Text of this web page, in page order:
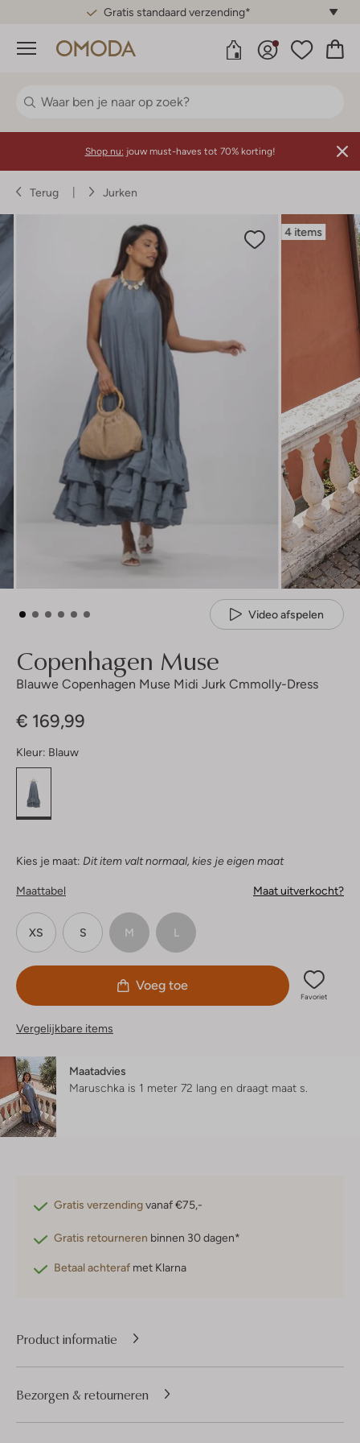
Gratis standaard verzending*
Menu
Shop nu: jouw must-haves tot 70% korting!
Terug Jurken
4 items
Video afspelen
Copenhagen Muse
Blauwe Copenhagen Muse Midi Jurk Cmmolly-Dress
€ 169,99
Kleur: Blauw
Kies je maat: Dit item valt normaal, kies je eigen maat
Maattabel Maat uitverkocht?
XS S M L
Voeg toe
Favoriet
Vergelijkbare items
Maatadvies
Maruschka is 1 meter 72 lang en draagt maat s.
Gratis verzendingvanaf €75,-
Gratis retourneren binnen 30 dagen*
Betaal achteraf met Klarna
Product informatie
Bezorgen & retourneren